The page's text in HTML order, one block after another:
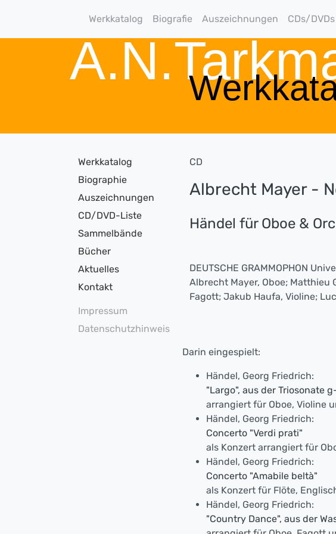
Werkkatalog Biografie Auszeichnungen CDs/DVDs
Werkkatalog
Biographie
Auszeichnungen
CD/DVD-Liste
Sammelbände
Bücher
Aktuelles
Kontakt
Impressum
Datenschutzhinweis
CD
Albrecht Mayer -
Händel für Oboe &
DEUTSCHE GRAMMOPHON
Albrecht Mayer, Oboe; Matthieu
Fagott; Jakub Haufa, Violine;
Darin eingespielt:
Händel, Georg Friedrich:
"Largo", aus der Triosonate
arrangiert für Oboe, Violine
Händel, Georg Friedrich:
Concerto "Verdi prati"
als Konzert arrangiert für
Händel, Georg Friedrich:
Concerto "Amabile beltà"
als Konzert für Flöte,
Händel, Georg Friedrich:
"Country Dance", aus der